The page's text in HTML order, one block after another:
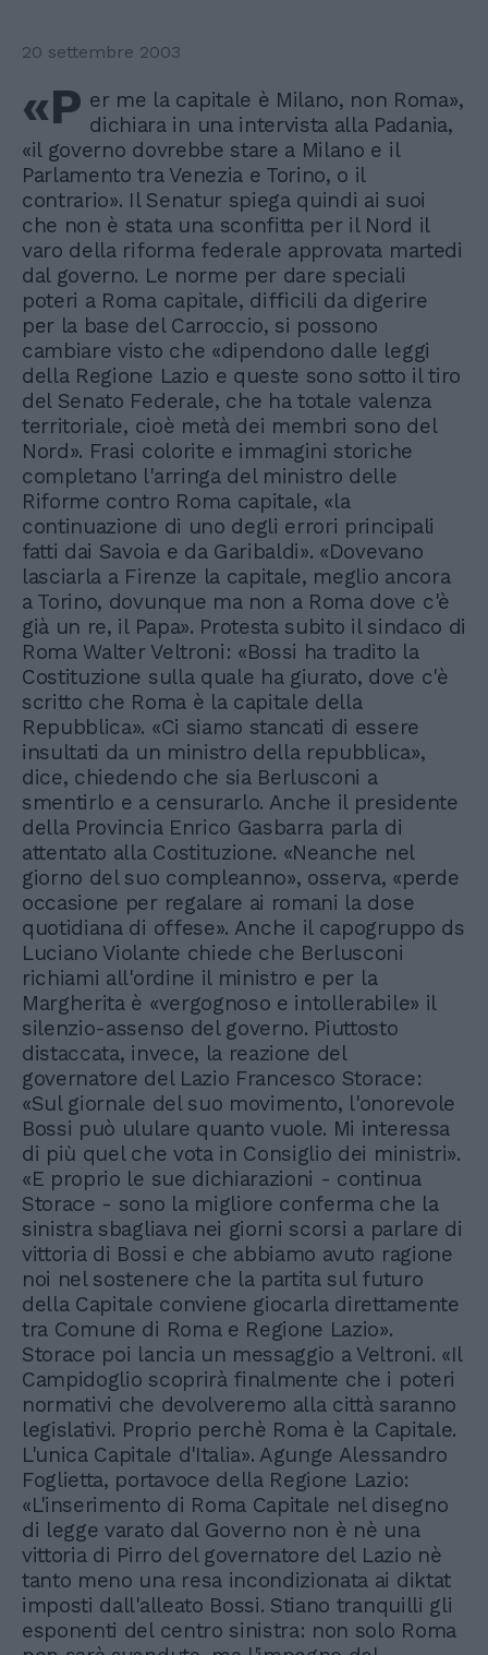
20 settembre 2003
«P er me la capitale è Milano, non Roma»,
dichiara in una intervista alla Padania,
«il governo dovrebbe stare a Milano e il
Parlamento tra Venezia e Torino, o il
contrario». Il Senatur spiega quindi ai suoi
che non è stata una sconfitta per il Nord il
varo della riforma federale approvata martedi
dal governo. Le norme per dare speciali
poteri a Roma capitale, difficili da digerire
per la base del Carroccio, si possono
cambiare visto che «dipendono dalle leggi
della Regione Lazio e queste sono sotto il tiro
del Senato Federale, che ha totale valenza
territoriale, cioè metà dei membri sono del
Nord». Frasi colorite e immagini storiche
completano l'arringa del ministro delle
Riforme contro Roma capitale, «la
continuazione di uno degli errori principali
fatti dai Savoia e da Garibaldi». «Dovevano
lasciarla a Firenze la capitale, meglio ancora
a Torino, dovunque ma non a Roma dove c'è
già un re, il Papa». Protesta subito il sindaco di
Roma Walter Veltroni: «Bossi ha tradito la
Costituzione sulla quale ha giurato, dove c'è
scritto che Roma è la capitale della
Repubblica». «Ci siamo stancati di essere
insultati da un ministro della repubblica»,
dice, chiedendo che sia Berlusconi a
smentirlo e a censurarlo. Anche il presidente
della Provincia Enrico Gasbarra parla di
attentato alla Costituzione. «Neanche nel
giorno del suo compleanno», osserva, «perde
occasione per regalare ai romani la dose
quotidiana di offese». Anche il capogruppo ds
Luciano Violante chiede che Berlusconi
richiami all'ordine il ministro e per la
Margherita è «vergognoso e intollerabile» il
silenzio-assenso del governo. Piuttosto
distaccata, invece, la reazione del
governatore del Lazio Francesco Storace:
«Sul giornale del suo movimento, l'onorevole
Bossi può ululare quanto vuole. Mi interessa
di più quel che vota in Consiglio dei ministri».
«E proprio le sue dichiarazioni - continua
Storace - sono la migliore conferma che la
sinistra sbagliava nei giorni scorsi a parlare di
vittoria di Bossi e che abbiamo avuto ragione
noi nel sostenere che la partita sul futuro
della Capitale conviene giocarla direttamente
tra Comune di Roma e Regione Lazio».
Storace poi lancia un messaggio a Veltroni. «Il
Campidoglio scoprirà finalmente che i poteri
normativi che devolveremo alla città saranno
legislativi. Proprio perchè Roma è la Capitale.
L'unica Capitale d'Italia». Agunge Alessandro
Foglietta, portavoce della Regione Lazio:
«L'inserimento di Roma Capitale nel disegno
di legge varato dal Governo non è nè una
vittoria di Pirro del governatore del Lazio nè
tanto meno una resa incondizionata ai diktat
imposti dall'alleato Bossi. Stiano tranquilli gli
esponenti del centro sinistra: non solo Roma